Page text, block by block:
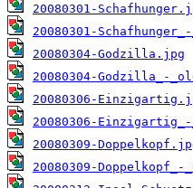
20080301-
20080301-
20080304-Godzilla.jpg
20080304-Godzilla_-
20080306-
20080306-
20080309-
20080309-